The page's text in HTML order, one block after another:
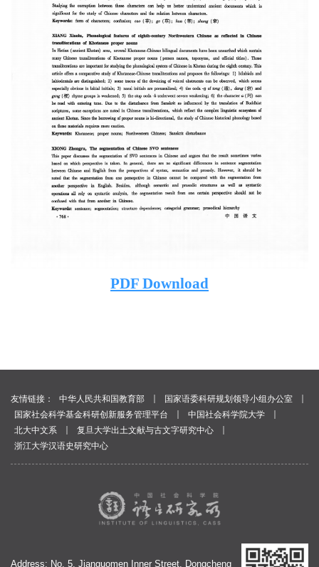
PDF Download
友情链接： 中华人民共和国教育部 ｜ 国家语委科研规划领导小组办公室
｜
国家社会科学基金科研创新服务管理平台
｜ 中国社会科学院大学
｜
北大中文系
｜ 复旦大学出土文献与古文字研究中心
｜
浙江大学汉语史研究中心
Address: No. 5, Jianguomen Inner Street, Dongcheng